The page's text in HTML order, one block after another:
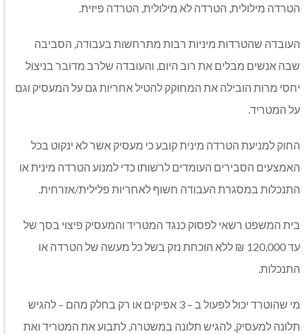
הטרדה מילולית, הטרדה לא מילולית, הטרדה פיזית.
העובדה שהטרדות מיניות רבות מתרחשות בעבודה, הסביבה
שבה אנשים מבלים את רוב היום, והעובדה שלרב מדובר בניצול
יחסי מרות הובילה את המחוקק להטיל אחריות גם על המעסיק וגם
על המטריד.
החוק למניעת הטרדה מינית קובע כי מעסיק אשר לא ינקוט בכל
האמצעים הסבירים העומדים לרשותו כדי למנוע הטרדה מינית או
התנכלות במסגרת העבודה חשוף לאחריות פלילית/אזרחית.
בית המשפט רשאי לפסוק כנגד המטריד והמעסיק פיצוי בסך של
עד 120,000 ₪ ללא הוכחת נזק בשל כל מעשה של הטרדה או
התנכלות.
מי שהוטרד יכול לפעול ב – 3 אפיקים או רק בחלק מהם – להגיש
תלונה למעסיק, להגיש תלונה במשטרה, לתבוע את המטריד ואת